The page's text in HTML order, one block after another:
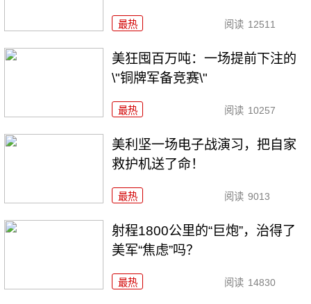
最热 阅读 12511
美狂囤百万吨：一场提前下注的
\"铜牌军备竞赛\"
最热 阅读 10257
美利坚一场电子战演习，把自家
救护机送了命！
最热 阅读 9013
射程1800公里的“巨炮”，治得了
美军“焦虑”吗？
最热 阅读 14830